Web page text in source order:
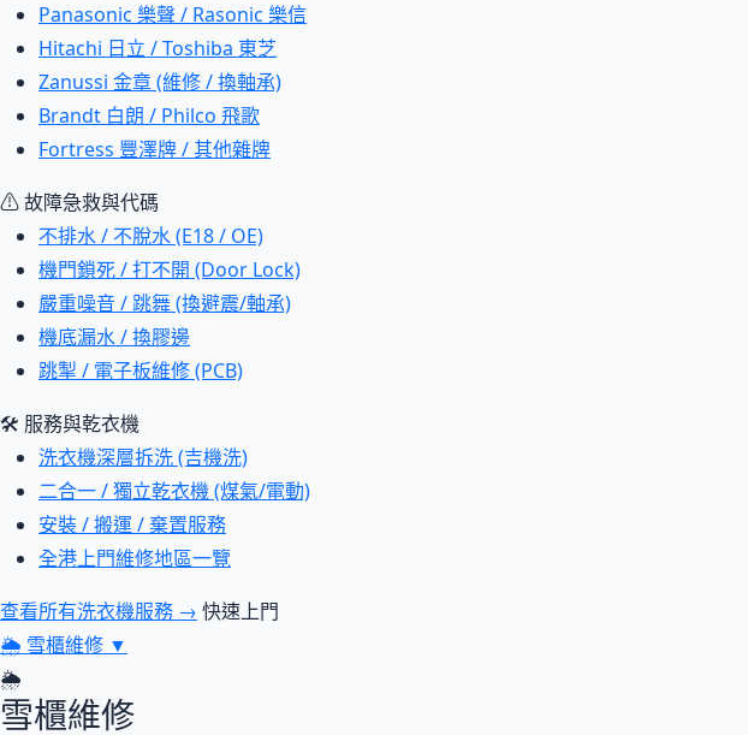
Panasonic 樂聲 / Rasonic 樂信
Hitachi 日立 / Toshiba 東芝
Zanussi 金章 (維修 / 換軸承)
Brandt 白朗 / Philco 飛歌
Fortress 豐澤牌 / 其他雜牌
⚠ 故障急救與代碼
不排水 / 不脫水 (E18 / OE)
機門鎖死 / 打不開 (Door Lock)
嚴重噪音 / 跳舞 (換避震/軸承)
機底漏水 / 換膠邊
跳掣 / 電子板維修 (PCB)
🛠 服務與乾衣機
洗衣機深層拆洗 (吉機洗)
二合一 / 獨立乾衣機 (煤氣/電動)
安裝 / 搬運 / 棄置服務
全港上門維修地區一覽
查看所有洗衣機服務 → 快速上門
🌦 雪櫃維修 ▼
🌦
雪櫃維修